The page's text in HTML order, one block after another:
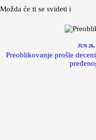
Možda će ti se svideti i
JUN 26,
Preoblikovanje prošle